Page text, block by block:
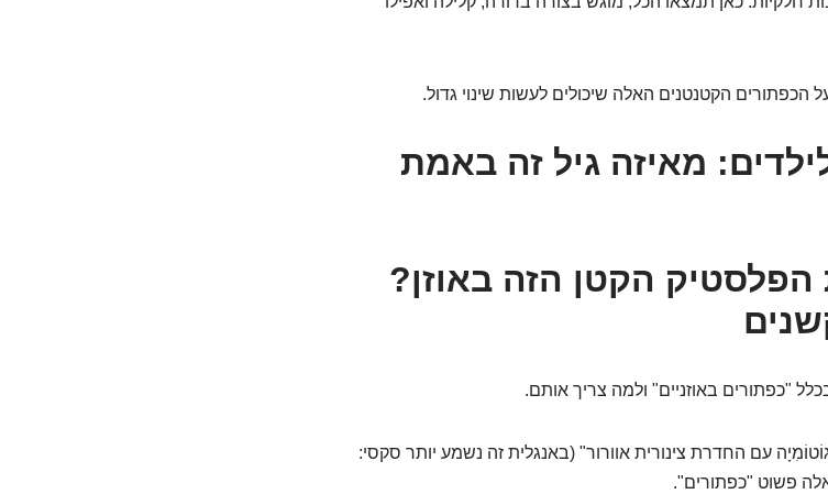
הכפתורים הקטנטנים האלה שיכולים לעשות שינוי גדול.
מאיזה גיל זה באמת
הקטן הזה באוזן?
"כפתורים באוזניים" ולמה צריך אותם.
עם החדרת צינורית אוורור" (באנגלית זה נשמע יותר סקסי: